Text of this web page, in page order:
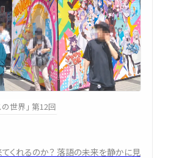
世界」 第12回
くれるのか？ 落語の未来を静かに見